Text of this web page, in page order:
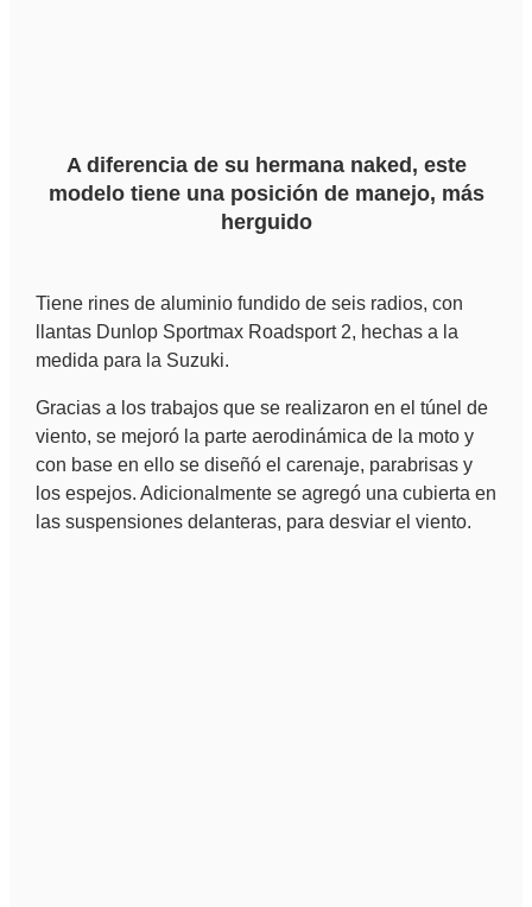
A diferencia de su hermana naked, este
modelo tiene una posición de manejo, más
herguido
Tiene rines de aluminio fundido de seis radios, con
llantas Dunlop Sportmax Roadsport 2, hechas a la
medida para la Suzuki.
Gracias a los trabajos que se realizaron en el túnel de
viento, se mejoró la parte aerodinámica de la moto y
con base en ello se diseñó el carenaje, parabrisas y
los espejos. Adicionalmente se agregó una cubierta en
las suspensiones delanteras, para desviar el viento.